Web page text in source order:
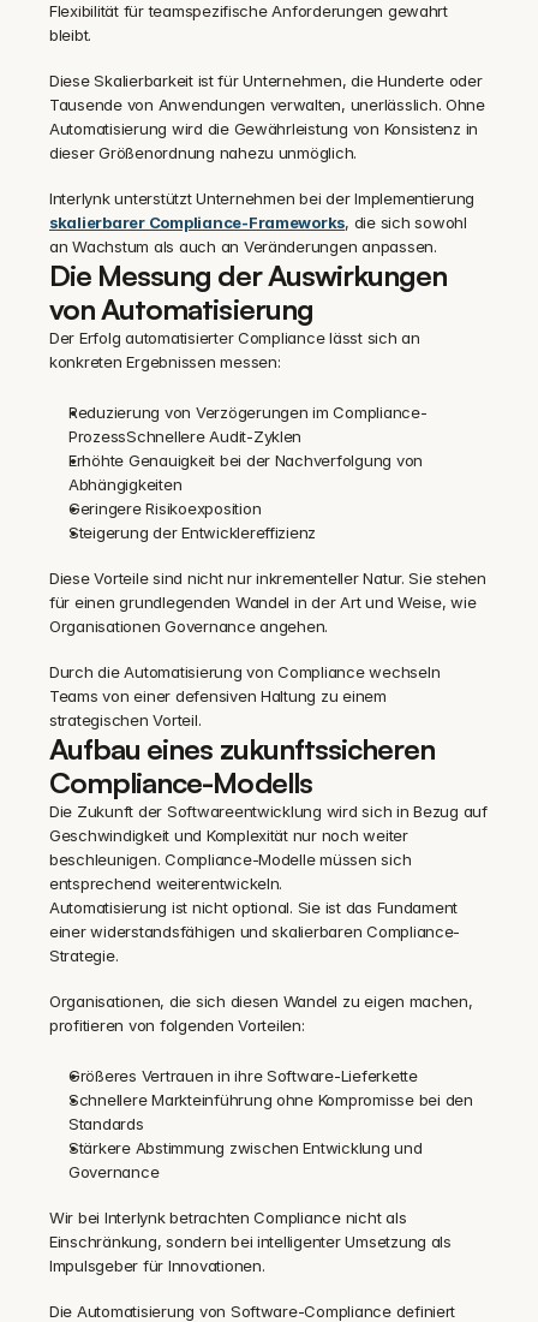
Flexibilität für teamspezifische Anforderungen gewahrt
bleibt.
Diese Skalierbarkeit ist für Unternehmen, die Hunderte oder
Tausende von Anwendungen verwalten, unerlässlich. Ohne
Automatisierung wird die Gewährleistung von Konsistenz in
dieser Größenordnung nahezu unmöglich.
skalierbarer Compliance-Frameworks, die sich sowohl
an Wachstum als auch an Veränderungen anpassen.
Die Messung der Auswirkungen
von Automatisierung
Der Erfolg automatisierter Compliance lässt sich an
konkreten Ergebnissen messen:
Reduzierung von Verzögerungen im Compliance-
ProzessSchnellere Audit-Zyklen
Erhöhte Genauigkeit bei der Nachverfolgung von
Abhängigkeiten
Geringere Risikoexposition
Steigerung der Entwicklereffizienz
Diese Vorteile sind nicht nur inkrementeller Natur. Sie stehen
für einen grundlegenden Wandel in der Art und Weise, wie
Organisationen Governance angehen.
Durch die Automatisierung von Compliance wechseln
Teams von einer defensiven Haltung zu einem
strategischen Vorteil.
Aufbau eines zukunftssicheren
Compliance-Modells
Die Zukunft der Softwareentwicklung wird sich in Bezug auf
Geschwindigkeit und Komplexität nur noch weiter
beschleunigen. Compliance-Modelle müssen sich
entsprechend weiterentwickeln.
Automatisierung ist nicht optional. Sie ist das Fundament
einer widerstandsfähigen und skalierbaren Compliance-
Strategie.
Organisationen, die sich diesen Wandel zu eigen machen,
profitieren von folgenden Vorteilen:
Größeres Vertrauen in ihre Software-Lieferkette
Schnellere Markteinführung ohne Kompromisse bei den
Standards
Stärkere Abstimmung zwischen Entwicklung und
Governance
Wir bei Interlynk betrachten Compliance nicht als
Einschränkung, sondern bei intelligenter Umsetzung als
Impulsgeber für Innovationen.
Die Automatisierung von Software-Compliance definiert